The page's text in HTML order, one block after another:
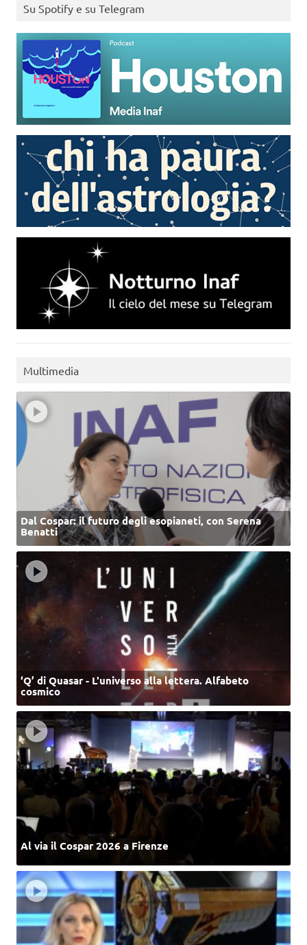
Su Spotify e su Telegram
Multimedia
Dal Cospar: il futuro degli esopianeti, con Serena
Benatti
‘Q’ di Quasar - L'universo alla lettera. Alfabeto
cosmico
Al via il Cospar 2026 a Firenze